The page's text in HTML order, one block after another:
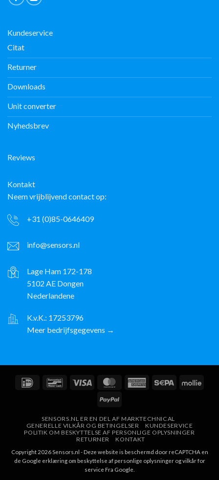
Kundeservice
Citat
Returner
Downloads
Unit converter
Nyhedsbrev
Reviews
Kontakt
Neem vrijblijvend contact op:
+31 (0)85-0646409
info@sensors.nl
Lage Ham 172-178
5102 AE Dongen
Nederlandene
K.v.K.: 17253796
Meer bedrijfsgegevens →
IDeal BancontactVisum MasterCardAmerican Sepa Mollie
PayPal
SENSORS.NL ER EN DEL AF MARKTECHNICAL
GENERELLE VILKÅR OG BETINGELSER
KUNDESERVICE
POLITIK OM BESKYTTELSE AF PERSONLIGE OPLYSNINGER
RETURNER
KONTAKT
Copyright 2026 Sensors.nl - Deze website is beschermd door reCAPTCHA en
de Google erklæring om beskyttelse af personlige oplysningerogvilkår for
service Fra Google.